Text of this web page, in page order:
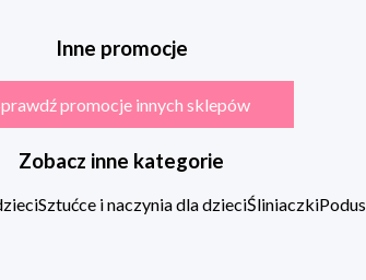
Inne promocje
promocje innych sklepów
Zobacz inne kategorie
Sztućce i naczynia dla dzieciŚliniaczki